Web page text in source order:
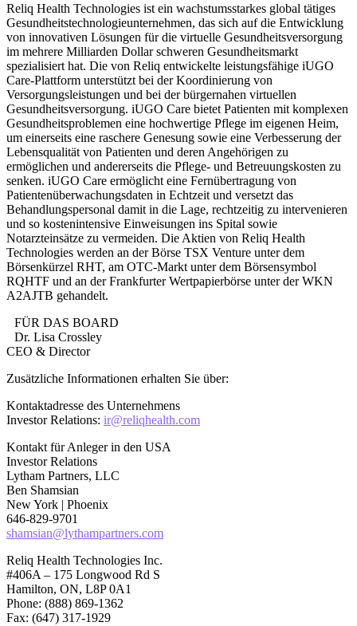
Reliq Health Technologies ist ein wachstumsstarkes global tätiges
Gesundheitstechnologieunternehmen, das sich auf die Entwicklung
von innovativen Lösungen für die virtuelle Gesundheitsversorgung
im mehrere Milliarden Dollar schweren Gesundheitsmarkt
spezialisiert hat. Die von Reliq entwickelte leistungsfähige iUGO
Care-Plattform unterstützt bei der Koordinierung von
Versorgungsleistungen und bei der bürgernahen virtuellen
Gesundheitsversorgung. iUGO Care bietet Patienten mit komplexen
Gesundheitsproblemen eine hochwertige Pflege im eigenen Heim,
um einerseits eine raschere Genesung sowie eine Verbesserung der
Lebensqualität von Patienten und deren Angehörigen zu
ermöglichen und andererseits die Pflege- und Betreuungskosten zu
senken. iUGO Care ermöglicht eine Fernübertragung von
Patientenüberwachungsdaten in Echtzeit und versetzt das
Behandlungspersonal damit in die Lage, rechtzeitig zu intervenieren
und so kostenintensive Einweisungen ins Spital sowie
Notarzteinsätze zu vermeiden. Die Aktien von Reliq Health
Technologies werden an der Börse TSX Venture unter dem
Börsenkürzel RHT, am OTC-Markt unter dem Börsensymbol
RQHTF und an der Frankfurter Wertpapierbörse unter der WKN
A2AJTB gehandelt.
FÜR DAS BOARD
Dr. Lisa Crossley
CEO & Director
Zusätzliche Informationen erhalten Sie über:
Kontaktadresse des Unternehmens
Investor Relations: ir@reliqhealth.com
Kontakt für Anleger in den USA
Investor Relations
Lytham Partners, LLC
Ben Shamsian
New York | Phoenix
646-829-9701
shamsian@lythampartners.com
Reliq Health Technologies Inc.
#406A – 175 Longwood Rd S
Hamilton, ON, L8P 0A1
Phone: (888) 869-1362
Fax: (647) 317-1929